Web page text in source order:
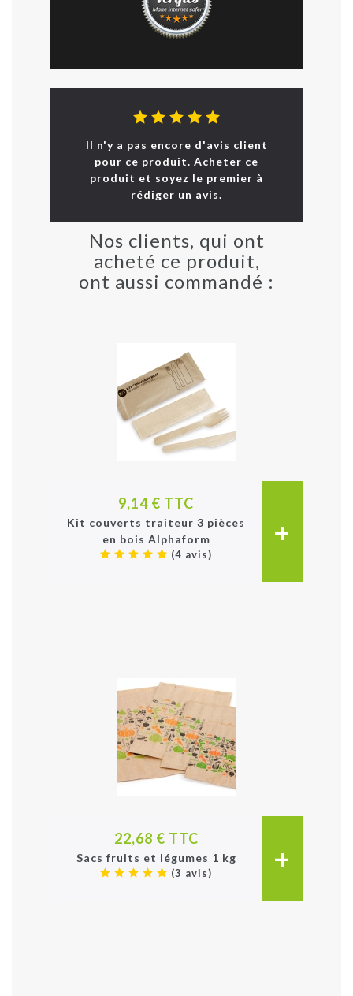
Il n'y a pas encore d'avis client
pour ce produit. Acheter ce
produit et soyez le premier à
rédiger un avis.
Nos clients, qui ont
acheté ce produit,
ont aussi commandé :
9,14 € TTC
Kit couverts traiteur 3 pièces
en bois Alphaform
(4 avis)
+
22,68 € TTC
Sacs fruits et légumes 1 kg
(3 avis) +